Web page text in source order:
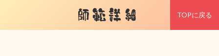
師範詳細 TOPに戻る